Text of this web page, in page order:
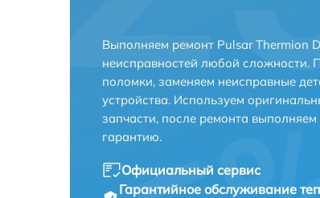
Выполняем ремонт Pulsar Thermion
неисправностей любой сложности.
поломки, заменяем неисправные
устройства. Используем
запчасти, после ремонта
гарантию.
Официальный сервис
Гарантийное обслуживание